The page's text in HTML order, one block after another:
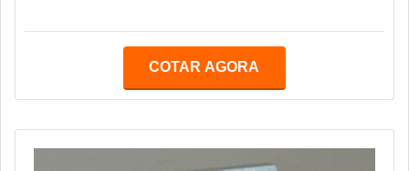
qualidade.Para que não exista o comprometimento do
com o que se espera em questões de performance e
COTAR AGORA